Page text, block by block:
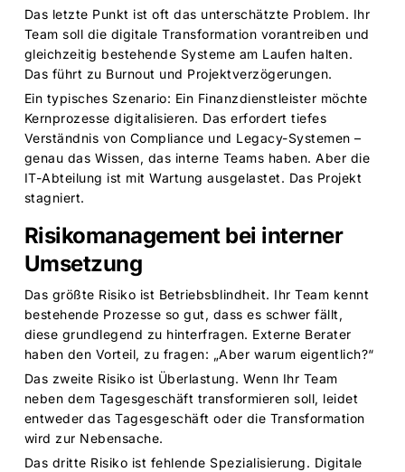
Das letzte Punkt ist oft das unterschätzte Problem. Ihr
Team soll die digitale Transformation vorantreiben und
gleichzeitig bestehende Systeme am Laufen halten.
Das führt zu Burnout und Projektverzögerungen.
Ein typisches Szenario: Ein Finanzdienstleister möchte
Kernprozesse digitalisieren. Das erfordert tiefes
Verständnis von Compliance und Legacy-Systemen –
genau das Wissen, das interne Teams haben. Aber die
IT-Abteilung ist mit Wartung ausgelastet. Das Projekt
stagniert.
Risikomanagement bei interner
Umsetzung
Das größte Risiko ist Betriebsblindheit. Ihr Team kennt
bestehende Prozesse so gut, dass es schwer fällt,
diese grundlegend zu hinterfragen. Externe Berater
haben den Vorteil, zu fragen: „Aber warum eigentlich?“
Das zweite Risiko ist Überlastung. Wenn Ihr Team
neben dem Tagesgeschäft transformieren soll, leidet
entweder das Tagesgeschäft oder die Transformation
wird zur Nebensache.
Das dritte Risiko ist fehlende Spezialisierung. Digitale